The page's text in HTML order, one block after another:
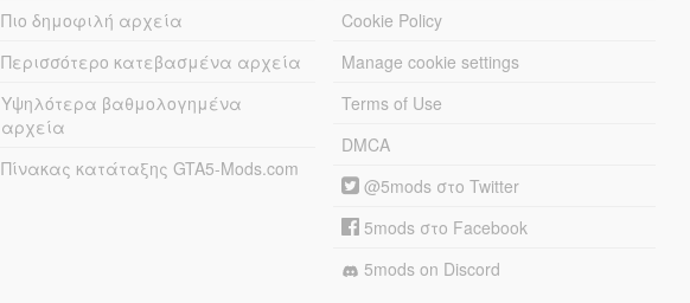
Πιο δημοφιλή αρχεία
Περισσότερο κατεβασμένα αρχεία
Υψηλότερα βαθμολογημένα
αρχεία
Πίνακας κατάταξης GTA5-Mods.com
Cookie Policy
Manage cookie settings
Terms of Use
DMCA
@5mods στο Twitter
5mods στο Facebook
5mods on Discord